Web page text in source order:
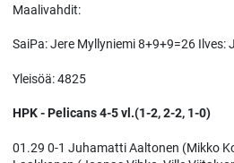
Maalivahdit:
SaiPa: Jere Myllyniemi 8+9+9=26
Yleisöä: 4825
HPK - Pelicans 4-5 vl.(1-2, 2-2, 1-0)
01.29 0-1 Juhamatti Aaltonen (Mikko